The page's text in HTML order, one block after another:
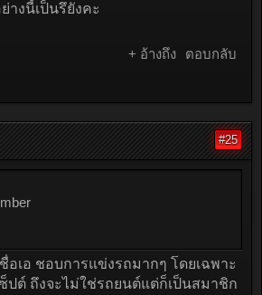
างนี้เป็นรึยังคะ
+ อ้างถึง ตอบกลับ
#25
อเอ ชอบการแข่งรถมากๆ โดยเฉพาะ
ปต์ ถึงจะไม่ใช่รถยนต์แต่ก็เป็นสมาชิก